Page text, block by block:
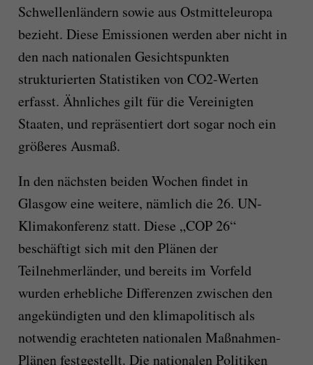
Schwellenländern sowie aus Ostmitteleuropa
bezieht. Diese Emissionen werden aber nicht in
den nach nationalen Gesichtspunkten
strukturierten Statistiken von CO2-Werten
erfasst. Ähnliches gilt für die Vereinigten
Staaten, und repräsentiert dort sogar noch ein
größeres Ausmaß.
In den nächsten beiden Wochen findet in
Glasgow eine weitere, nämlich die 26. UN-
Klimakonferenz statt. Diese „COP 26“
beschäftigt sich mit den Plänen der
Teilnehmerländer, und bereits im Vorfeld
wurden erhebliche Differenzen zwischen den
angekündigten und den klimapolitisch als
notwendig erachteten nationalen Maßnahmen-
Plänen festgestellt. Die nationalen Politiken